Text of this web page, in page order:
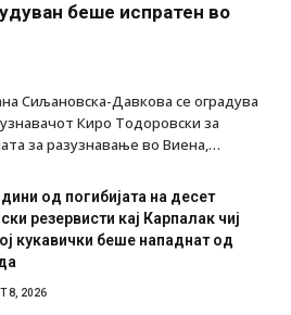
беше испратен во
Сиљановска-Давкова се оградува
Киро Тодоровски за
за разузнавање во Виена,…
од погибијата на десет
резервисти кај Карпалак чиј
кукавички беше нападнат од
8, 2026